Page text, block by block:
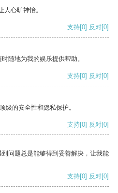
心旷神怡。
支持[0] 反对[0]
随地为我的娱乐提供帮助。
支持[0] 反对[0]
级的安全性和隐私保护。
支持[0] 反对[0]
问题总是能够得到妥善解决，让我能
支持[0] 反对[0]